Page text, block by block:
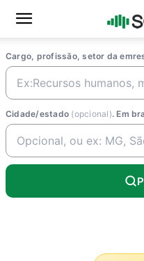
Cargo, profissão, setor da
Cidade/estado (opcional). Em